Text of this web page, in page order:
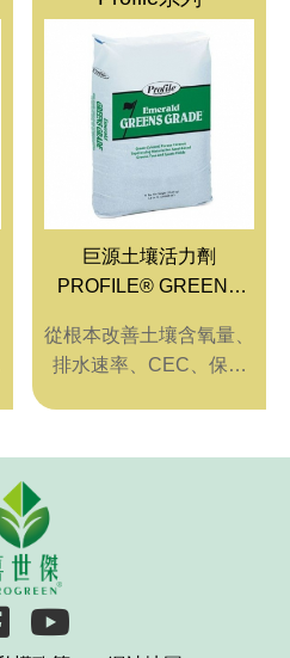
可同時提高植物生長勢以
及保水、保肥力。
巨源土壤活力劑
PROFILE® GREENS
0.25~1.0 mm 輕質多孔隙
綠色陶土
從根本改善土壤含氧量、
排水速率、CEC、保水
鋪沙、美化受損草坪與球